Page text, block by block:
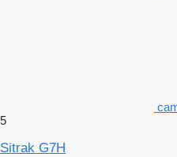
5
Sitrak G7H